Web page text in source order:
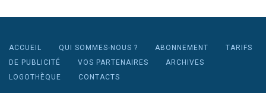
ACCUEIL QUI SOMMES-NOUS ? ABONNEMENT
TARIFS
DE PUBLICITÉ
VOS PARTENAIRES
ARCHIVES
LOGOTHÈQUE
CONTACTS